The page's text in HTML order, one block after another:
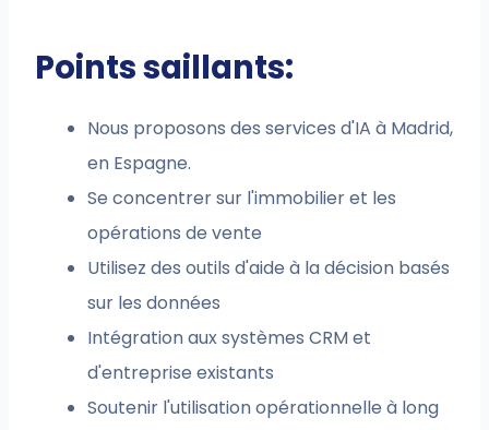
Points saillants:
Nous proposons des services d'IA à Madrid,
en Espagne.
Se concentrer sur l'immobilier et les
opérations de vente
Utilisez des outils d'aide à la décision basés
sur les données
Intégration aux systèmes CRM et
d'entreprise existants
Soutenir l'utilisation opérationnelle à long